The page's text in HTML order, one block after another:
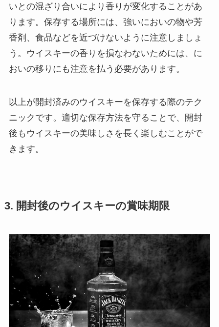
いとの混ざり合いにより香りが変化することがあ
ります。保存する場所には、強いにおいの物や芳
香剤、食品などを近づけないように注意しましょ
う。ウイスキーの香りを損なわないためには、に
おいの移りにも注意を払う必要があります。
以上が開封済みのウイスキーを保存する際のテク
ニックです。適切な保存方法を守ることで、開封
後もウイスキーの美味しさを長く楽しむことがで
きます。
3. 開封後のウイスキーの賞味期限